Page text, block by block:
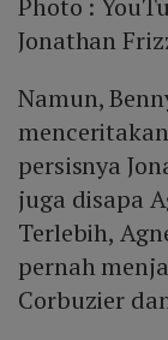
Photo :
Jonathan
Namun,
persisnya
juga disapa
Terlebih,
pernah
Corbuzier